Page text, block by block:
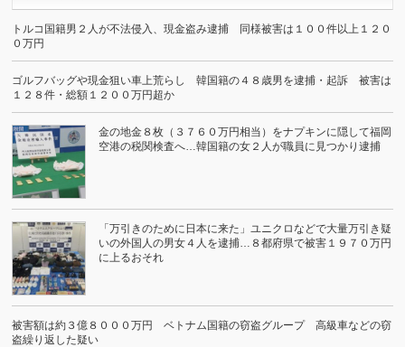
トルコ国籍男２人が不法侵入、現金盗み逮捕 同様被害は１００件以上１２０
０万円
ゴルフバッグや現金狙い車上荒らし 韓国籍の４８歳男を逮捕・起訴 被害は
１２８件・総額１２００万円超か
金の地金８枚（３７６０万円相当）をナプキンに隠して福岡
空港の税関検査へ…韓国籍の女２人が職員に見つかり逮捕
「万引きのために日本に来た」ユニクロなどで大量万引き疑
いの外国人の男女４人を逮捕…８都府県で被害１９７０万円
に上るおそれ
被害額は約３億８０００万円 ベトナム国籍の窃盗グループ 高級車などの窃
盗繰り返した疑い